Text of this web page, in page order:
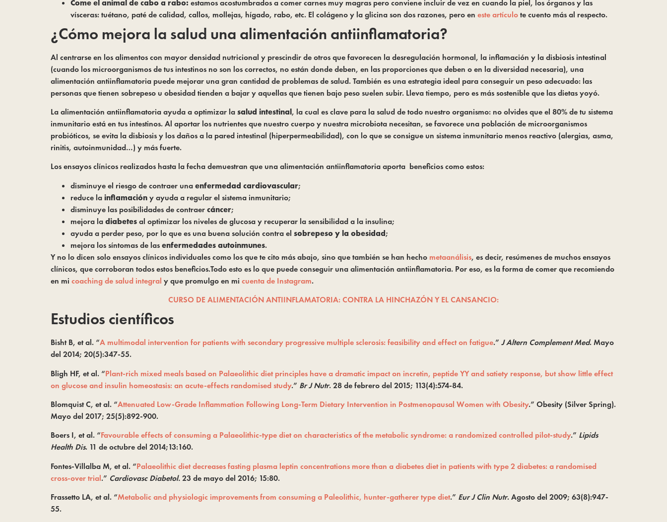
Come el animal de cabo a rabo: estamos acostumbrados a comer carnes muy magras pero conviene incluir de vez en cuando la piel, los órganos y las
vísceras: tuétano, paté de calidad, callos, mollejas, hígado, rabo, etc. El colágeno y la glicina son dos razones, pero en este artículote cuento más al respecto.
¿Cómo mejora la salud una alimentación antiinflamatoria?
Al centrarse en los alimentos con mayor densidad nutricional y prescindir de otros que favorecen la desregulación hormonal, la inflamación y la disbiosis intestinal
(cuando los microorganismos de tus intestinos no son los correctos, no están donde deben, en las proporciones que deben o en la diversidad necesaria), una
alimentación antiinflamatoria puede mejorar una gran cantidad de problemas de salud. También es una estrategia ideal para conseguir un peso adecuado: las
personas que tienen sobrepeso u obesidad tienden a bajar y aquellas que tienen bajo peso suelen subir. Lleva tiempo, pero es más sostenible que las dietas yoyó.
La alimentación antiinflamatoria ayuda a optimizar lasalud intestinal, la cual es clave para la salud de todo nuestro organismo: no olvides que el 80% de tu sistema
inmunitario está en tus intestinos. Al aportar los nutrientes que nuestro cuerpo y nuestra microbiota necesitan, se favorece una población de microorganismos
probióticos, se evita la disbiosis y los daños a la pared intestinal (hiperpermeabilidad), con lo que se consigue un sistema inmunitario menos reactivo (alergias, asma,
rinitis, autoinmunidad…) y más fuerte.
Los ensayos clínicos realizados hasta la fecha demuestran que una alimentación antiinflamatoria aporta beneficios como estos:
disminuye el riesgo de contraer unaenfermedad cardiovascular;
reduce lainflamacióny ayuda a regular el sistema inmunitario;
disminuye las posibilidades de contraercáncer;
mejora ladiabetesal optimizar los niveles de glucosa y recuperar la sensibilidad a la insulina;
ayuda a perder peso, por lo que es una buena solución contra el sobrepeso y la obesidad;
mejora los síntomas de lasenfermedades autoinmunes.
Y no lo dicen solo ensayos clínicos individuales como los que te cito más abajo, sino que también se han hecho metaanálisis, es decir, resúmenes de muchos ensayos
clínicos, que corroboran todos estos beneficios.Todo esto es lo que puede conseguir una alimentación antiinflamatoria. Por eso, es la forma de comer que recomiendo
en mi coaching de salud integral y que promulgo en mi cuenta de Instagram.
CURSO DE ALIMENTACIÓN ANTIINFLAMATORIA: CONTRA LA HINCHAZÓN Y EL CANSANCIO:
Estudios científicos
Bisht B, et al. “A multimodal intervention for patients with secondary progressive multiple sclerosis: feasibility and effect on fatigue.” J Altern Complement Med. Mayo
del 2014; 20(5):347-55.
Bligh HF, et al. “Plant-rich mixed meals based on Palaeolithic diet principles have a dramatic impact on incretin, peptide YY and satiety response, but show little effect
on glucose and insulin homeostasis: an acute-effects randomised study.” Br J Nutr. 28 de febrero del 2015; 113(4):574-84.
Blomquist C, et al. “Attenuated Low-Grade Inflammation Following Long-Term Dietary Intervention in Postmenopausal Women with Obesity.” Obesity (Silver Spring).
Mayo del 2017; 25(5):892-900.
Boers I, et al. “Favourable effects of consuming a Palaeolithic-type diet on characteristics of the metabolic syndrome: a randomized controlled pilot-study.” Lipids
Health Dis. 11 de octubre del 2014;13:160.
Fontes-Villalba M, et al. “Palaeolithic diet decreases fasting plasma leptin concentrations more than a diabetes diet in patients with type 2 diabetes: a randomised
cross-over trial.” Cardiovasc Diabetol.23 de mayo del 2016; 15:80.
Frassetto LA, et al. “Metabolic and physiologic improvements from consuming a Paleolithic, hunter-gatherer type diet.” Eur J Clin Nutr. Agosto del 2009; 63(8):947-
55.